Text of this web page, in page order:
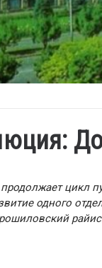
цикл
одного